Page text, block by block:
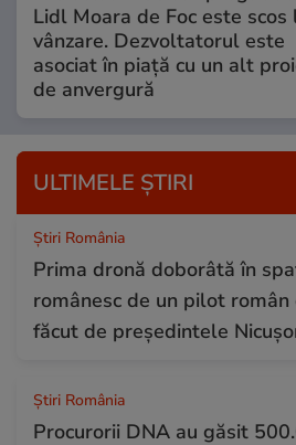
Lidl Moara de Foc este scos
vânzare. Dezvoltatorul este
asociat în piață cu un alt
de anvergură
ULTIMELE ȘTIRI
Știri România
Prima dronă doborâtă în
românesc de un pilot
făcut de președintele
Știri România
Procurorii DNA au găsit